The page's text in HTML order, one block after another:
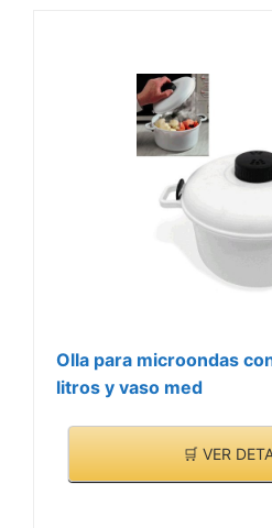
Olla para microondas
litros y vaso med
🛒 VER